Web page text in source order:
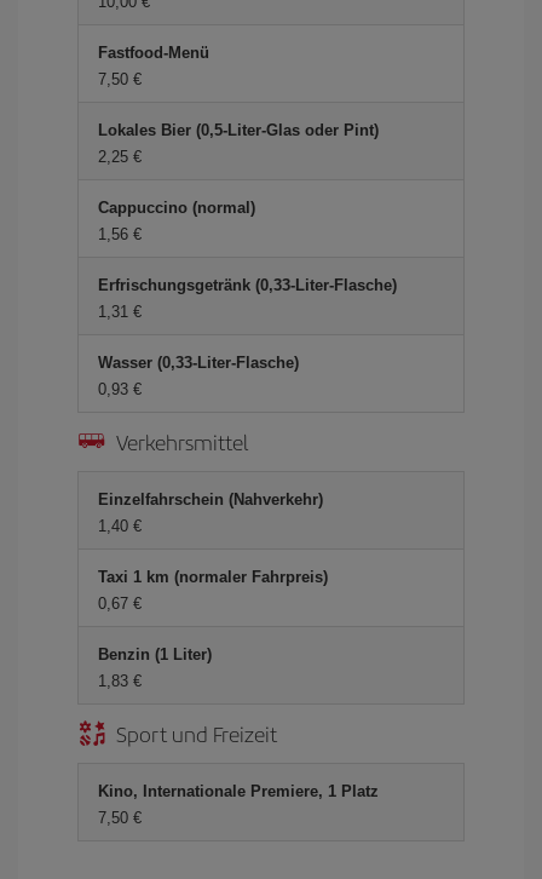
Fastfood-Menü
7,50 €
Lokales Bier (0,5-Liter-Glas oder Pint)
2,25 €
Cappuccino (normal)
1,56 €
Erfrischungsgetränk (0,33-Liter-Flasche)
1,31 €
Wasser (0,33-Liter-Flasche)
0,93 €
Verkehrsmittel
Einzelfahrschein (Nahverkehr)
1,40 €
Taxi 1 km (normaler Fahrpreis)
0,67 €
Benzin (1 Liter)
1,83 €
Sport und Freizeit
Kino, Internationale Premiere, 1 Platz
7,50 €